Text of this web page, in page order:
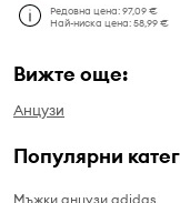
Редовна цена:97,09 €
Най-ниска цена:58,99 €
Вижте още:
Анцузи
Популярни
Мъжки анцузи adidas